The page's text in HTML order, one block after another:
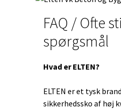
FAQ / Ofte
spørgsmål
Hvad er ELTEN?
ELTEN er et tysk
sikkerhedssko af høj